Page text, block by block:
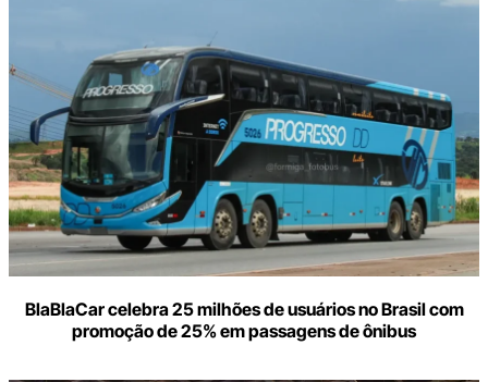
BlaBlaCar celebra 25 milhões de usuários no Brasil com
promoção de 25% em passagens de ônibus